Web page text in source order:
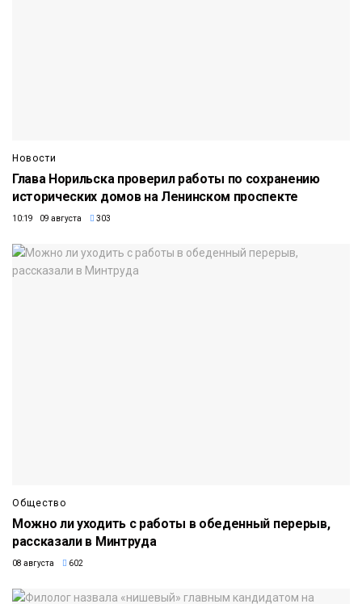
Новости
Глава Норильска проверил работы по сохранению
исторических домов на Ленинском проспекте
10:19 09 августа 303
Общество
Можно ли уходить с работы в обеденный перерыв,
рассказали в Минтруда
08 августа 602